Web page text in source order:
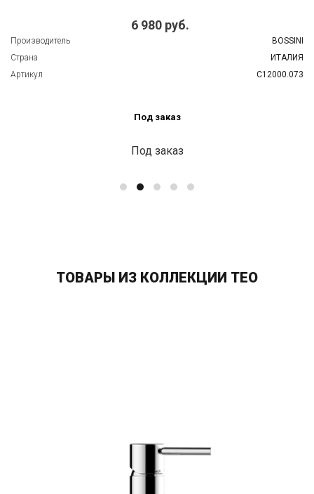
6 980 руб.
Производитель
BOSSINI
Страна
ИТАЛИЯ
Артикул
C12000.073
Под заказ
Под заказ
ТОВАРЫ ИЗ КОЛЛЕКЦИИ TEO